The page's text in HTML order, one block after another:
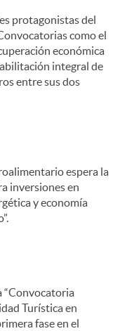
protagonistas del
como el
económica
integral de
entre sus dos
espera la
inversiones en
y economía
“Convocatoria
Turística en
fase en el